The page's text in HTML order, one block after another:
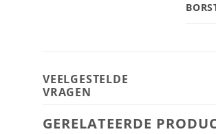
VEELGESTELDE
VRAGEN
GERELATEERDE